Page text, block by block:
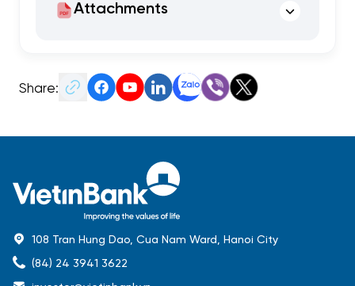
Attachments
Share:
108 Tran Hung Dao, Cua Nam Ward, Hanoi City
(84) 24 3941 3622